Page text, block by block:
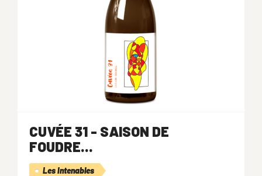
CUVÉE 31 - SAISON DE
FOUDRE...
Les Intenables